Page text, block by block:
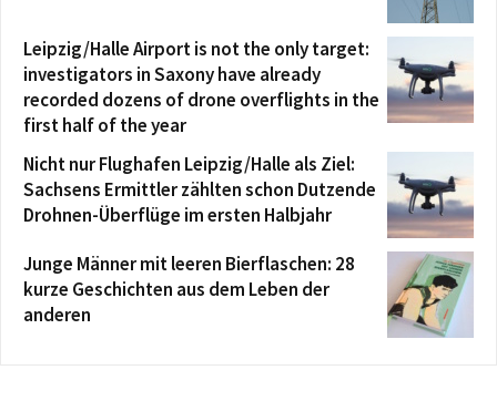
Leipzig/Halle Airport is not the only target:
investigators in Saxony have already
recorded dozens of drone overflights in the
first half of the year
Nicht nur Flughafen Leipzig/Halle als Ziel:
Sachsens Ermittler zählten schon Dutzende
Drohnen-Überflüge im ersten Halbjahr
Junge Männer mit leeren Bierflaschen: 28
kurze Geschichten aus dem Leben der
anderen